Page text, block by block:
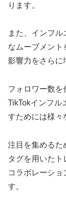
ります。
また、インフ
なムーブメント
影響力をさらに
フォロワー数を
TikTokインフル
すためには様々
注目を集めるた
タグを用いた
コラボレーシ
す。